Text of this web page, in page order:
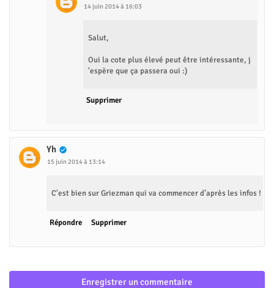
14 juin 2014 à 16:03
Salut,
Oui la cote plus élevé peut être intéressante, j
'espère que ça passera oui :)
Supprimer
Yh
15 juin 2014 à 13:14
C'est bien sur Griezman qui va commencer d’après les infos !
Répondre Supprimer
Enregistrer un commentaire